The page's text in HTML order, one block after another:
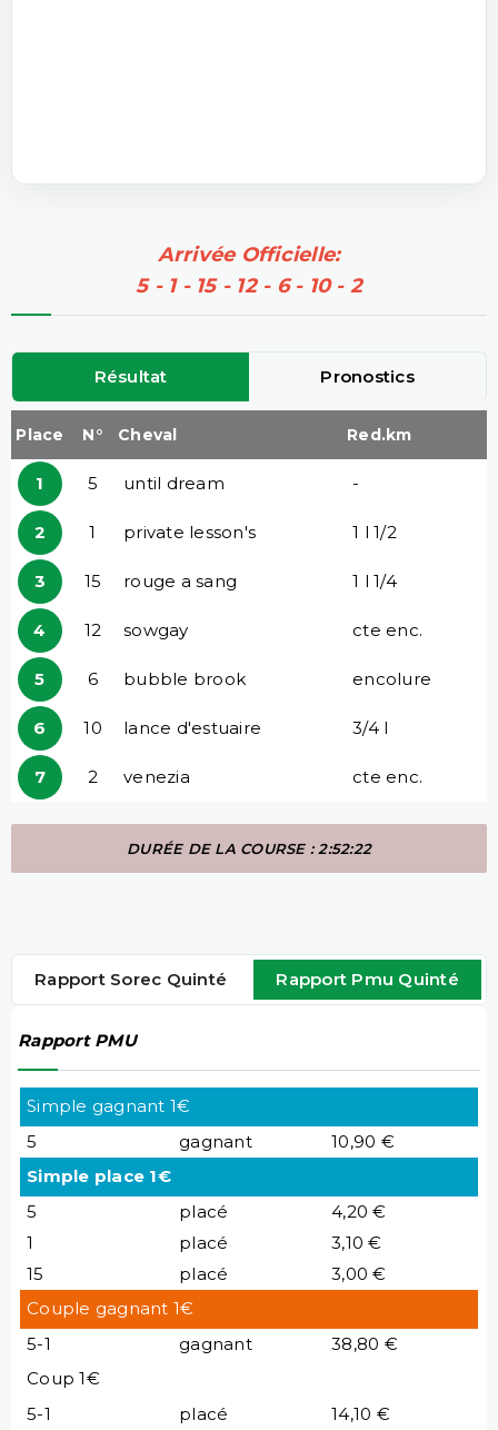
Arrivée Officielle:
5 - 1 - 15 - 12 - 6 - 10 - 2
Résultat Pronostics
Place N° Cheval Red.km
1 5 until dream -
2 1 private lesson's 1 l 1/2
3 15 rouge a sang 1 l 1/4
4 12 sowgay cte enc.
5 6 bubble brook encolure
6 10 lance d'estuaire 3/4 l
7 2 venezia cte enc.
DURÉE DE LA COURSE : 2:52:22
Rapport Sorec Quinté Rapport Pmu Quinté
Rapport PMU
Simple gagnant 1€
5
gagnant
10,90 €
Simple place 1€
5
placé
4,20 €
1
placé
3,10 €
15
placé
3,00 €
Couple gagnant 1€
5-1
gagnant
38,80 €
Coup 1€
5-1
placé 14,10 €